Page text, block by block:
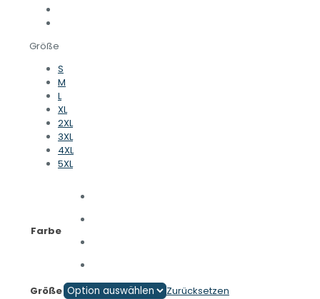
Größe
S
M
L
XL
2XL
3XL
4XL
5XL
Farbe
Größe
Zurücksetzen